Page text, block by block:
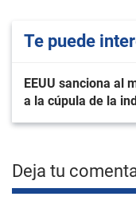
Te puede
EEUU sanciona al
a la cúpula de la
Deja tu